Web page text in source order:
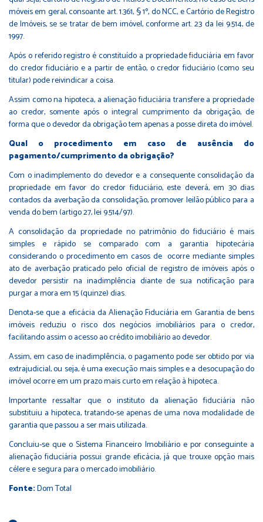
móveis em geral, consoante art. 1.361, § 1º, do NCC, e Cartório de Registro
de Imóveis, se se tratar de bem imóvel, conforme art. 23 da lei 9.514, de
1997.
Após o referido registro é constituído a propriedade fiduciária em favor
do credor fiduciário e a partir de então, o credor fiduciário (como seu
titular) pode reivindicar a coisa.
Assim como na hipoteca, a alienação fiduciária transfere a propriedade
ao credor, somente após o integral cumprimento da obrigação, de
forma que o devedor da obrigação tem apenas a posse direta do imóvel.
Qual o procedimento em caso de ausência do
pagamento/cumprimento da obrigação?
Com o inadimplemento do devedor e a consequente consolidação da
propriedade em favor do credor fiduciário, este deverá, em 30 dias
contados da averbação da consolidação, promover leilão público para a
venda do bem (artigo 27, lei 9.514/97).
A consolidação da propriedade no patrimônio do fiduciário é mais
simples e rápido se comparado com a garantia hipotecária
considerando o procedimento em casos de ocorre mediante simples
ato de averbação praticado pelo oficial de registro de imóveis após o
devedor persistir na inadimplência diante de sua notificação para
purgar a mora em 15 (quinze) dias.
Denota-se que a eficácia da Alienação Fiduciária em Garantia de bens
imóveis reduziu o risco dos negócios imobiliários para o credor,
facilitando assim o acesso ao crédito imobiliário ao devedor.
Assim, em caso de inadimplência, o pagamento pode ser obtido por via
extrajudicial, ou seja, é uma execução mais simples e a desocupação do
imóvel ocorre em um prazo mais curto em relação à hipoteca.
Importante ressaltar que o instituto da alienação fiduciária não
substituiu a hipoteca, tratando-se apenas de uma nova modalidade de
garantia que passou a ser mais utilizada.
Concluiu-se que o Sistema Financeiro Imobiliário e por conseguinte a
alienação fiduciária possui grande eficácia, já que trouxe opção mais
célere e segura para o mercado imobiliário.
Fonte:Dom Total